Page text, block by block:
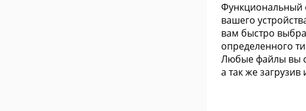
Функциональный
вашего
вам быстро
определенного
Любые файлы вы
а так же